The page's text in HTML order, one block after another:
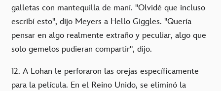
galletas con mantequilla de maní. "Olvidé que incluso
escribí esto", dijo Meyers a Hello Giggles. "Quería
pensar en algo realmente extraño y peculiar, algo que
solo gemelos pudieran compartir", dijo.
12. A Lohan le perforaron las orejas específicamente
para la película. En el Reino Unido, se eliminó la